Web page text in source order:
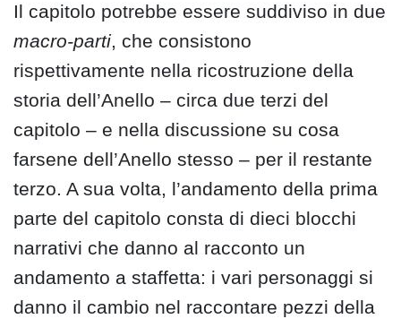
Il capitolo potrebbe essere suddiviso in due
macro-parti, che consistono
rispettivamente nella ricostruzione della
storia dell’Anello – circa due terzi del
capitolo – e nella discussione su cosa
farsene dell’Anello stesso – per il restante
terzo. A sua volta, l’andamento della prima
parte del capitolo consta di dieci blocchi
narrativi che danno al racconto un
andamento a staffetta: i vari personaggi si
danno il cambio nel raccontare pezzi della